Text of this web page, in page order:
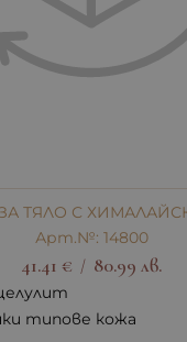
ТЯЛО С
Арт.№: 14800
41.41 € / 80.99 лв.
типове кожа